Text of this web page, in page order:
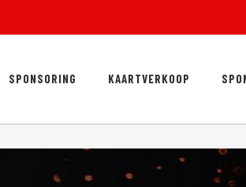
SPONSORING KAARTVERKOOP